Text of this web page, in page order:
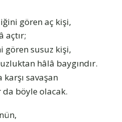
gören aç kişi,
açtır;
gören susuz kişi,
hâlâ baygındır.
karşı savaşan
böyle olacak.